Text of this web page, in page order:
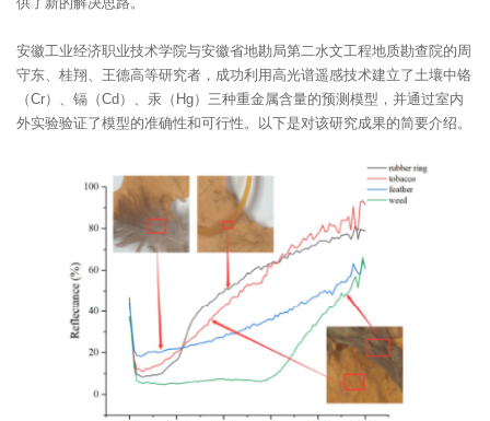
安徽工业经济职业技术学院与安徽省地勘局第二水文工程地质勘查院的周
守东、桂翔、王德高等研究者，成功利用高光谱遥感技术建立了土壤中铬
（Cr）、镉（Cd）、汞（Hg）三种重金属含量的预测模型，并通过室内
外实验验证了模型的准确性和可行性。以下是对该研究成果的简要介绍。